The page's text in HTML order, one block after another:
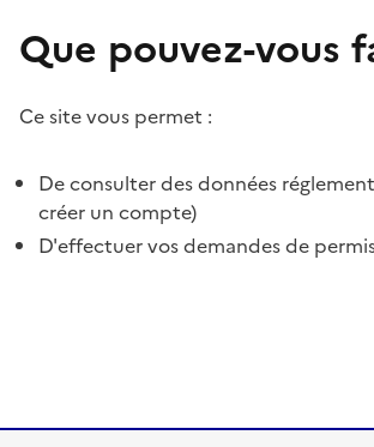
Que pouvez-vous
Ce site vous permet :
De consulter des données
créer un compte)
D'effectuer vos demandes de